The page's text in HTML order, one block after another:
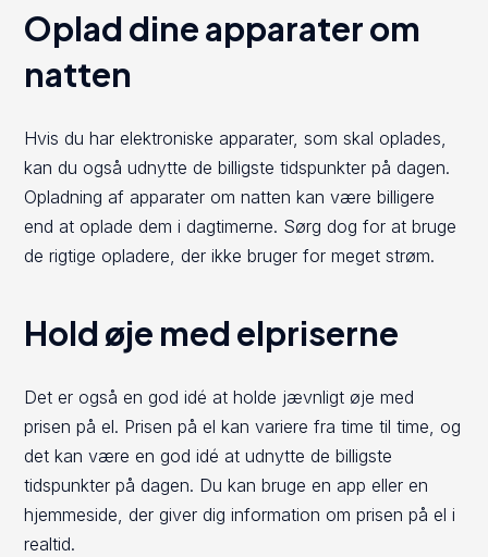
Oplad dine apparater om
natten
Hvis du har elektroniske apparater, som skal oplades,
kan du også udnytte de billigste tidspunkter på dagen.
Opladning af apparater om natten kan være billigere
end at oplade dem i dagtimerne. Sørg dog for at bruge
de rigtige opladere, der ikke bruger for meget strøm.
Hold øje med elpriserne
Det er også en god idé at holde jævnligt øje med
prisen på el. Prisen på el kan variere fra time til time, og
det kan være en god idé at udnytte de billigste
tidspunkter på dagen. Du kan bruge en app eller en
hjemmeside, der giver dig information om prisen på el i
realtid.